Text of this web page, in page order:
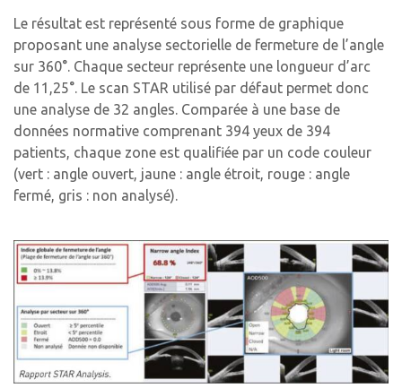
Le résultat est représenté sous forme de graphique
proposant une analyse sectorielle de fermeture de l’angle
sur 360°. Chaque secteur représente une longueur d’arc
de 11,25°. Le scan STAR utilisé par défaut permet donc
une analyse de 32 angles. Comparée à une base de
données normative comprenant 394 yeux de 394
patients, chaque zone est qualifiée par un code couleur
(vert : angle ouvert, jaune : angle étroit, rouge : angle
fermé, gris : non analysé).